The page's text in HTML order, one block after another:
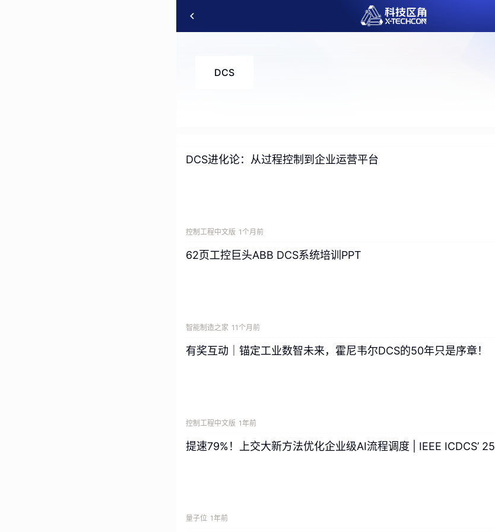
DCS
DCS进化论：从过程控制到企业运营平台
控制工程中文版 1个月前
62页工控巨头ABB DCS系统培训PPT
智能制造之家 11个月前
有奖互动｜锚定工业数智未来，霍尼韦尔DCS的50年只是序章！
控制工程中文版 1年前
提速79%！上交大新方法优化企业级AI流程调度 | IEEE ICDCS’ 25
量子位 1年前